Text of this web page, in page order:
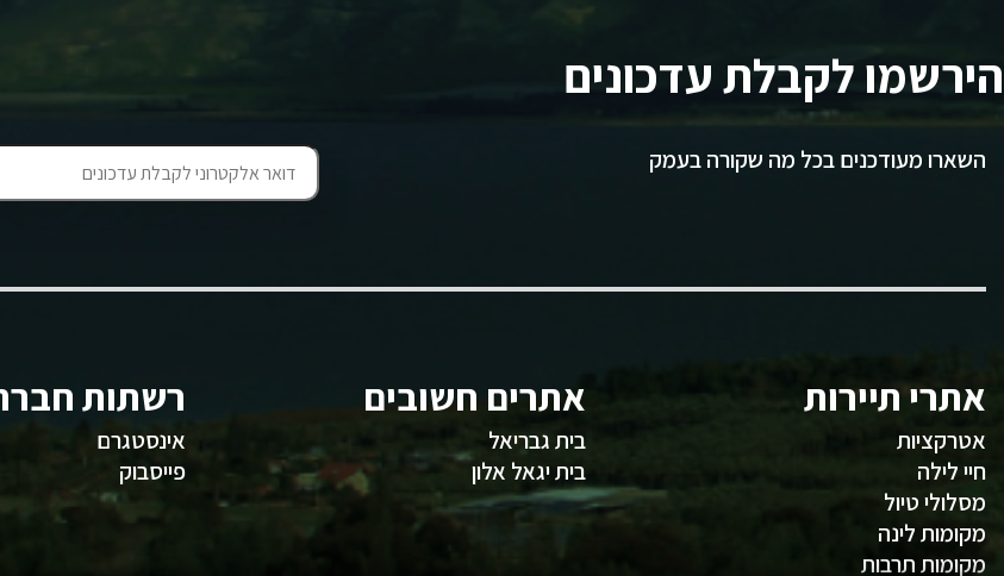
הירשמו לקבלת עדכונים
השארו מעודכנים בכל מה שקורה בעמק
אתרי תיירות
אטרקציות
חיי לילה
מסלולי טיול
מקומות לינה
מקומות תרבות
אתרים חשובים
בית גבריאל
בית יגאל אלון
רשתות
אינסטגרם
פייסבוק